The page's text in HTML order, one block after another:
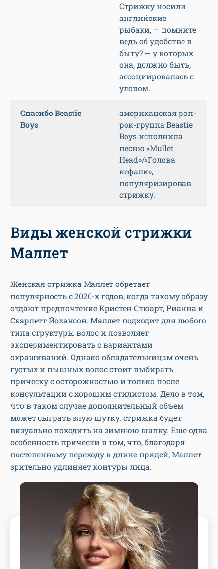
Стрижку носили
английские
рыбаки, — помните
ведь об удобстве в
быту? — у которых
она, должно быть,
ассоциировалась с
уловом.
Спасибо Beastie
Boys
американская рэп-
рок-группа Beastie
Boys исполнила
песню «Mullet
Head»/«Голова
кефали»,
популяризировав
стрижку.
Виды женской стрижки
Маллет
Женская стрижка Маллет обретает
популярность с 2020-х годов, когда такому образу
отдают предпочтение Кристен Стюарт, Рианна и
Скарлетт Йохансон. Маллет подходит для любого
типа структуры волос и позволяет
экспериментировать с вариантами
окрашиваний. Однако обладательницам очень
густых и пышных волос стоит выбирать
прическу с осторожностью и только после
консультации с хорошим стилистом. Дело в том,
что в таком случае дополнительный объем
может сыграть злую шутку: стрижка будет
визуально походить на зимнюю шапку. Еще одна
особенность прически в том, что, благодаря
постепенному переходу в длине прядей, Маллет
зрительно удлиняет контуры лица.